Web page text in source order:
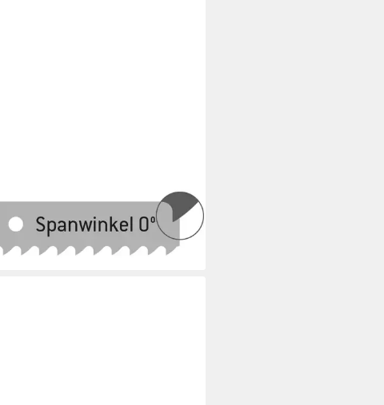
Sägeblatt Maschinensägeblatt 400
mm x 32 x 1.6 x 8.5 14 Zpz
lieferbar - in 3-4 Werktagen bei dir